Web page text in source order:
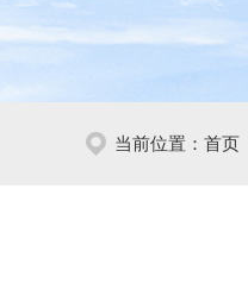
当前位置： 首页